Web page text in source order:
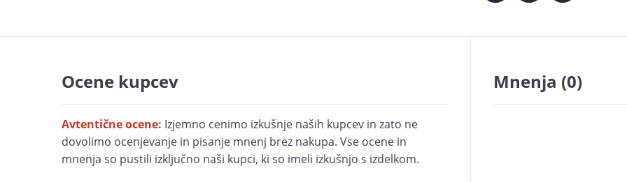
Ocene kupcev
Avtentične ocene: Izjemno cenimo izkušnje naših kupcev in zato ne
dovolimo ocenjevanje in pisanje mnenj brez nakupa. Vse ocene in
mnenja so pustili izključno naši kupci, ki so imeli izkušnjo s izdelkom.
Mnenja (0)